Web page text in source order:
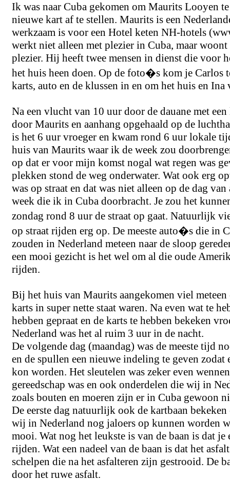
Ik was naar Cuba gekomen om Maurits Looyen
nieuwe kart af te stellen. Maurits is een
werkzaam is voor een Hotel keten NH-hotels
werkt niet alleen met plezier in Cuba, maar
plezier. Hij heeft twee mensen in dienst die voor
het huis heen doen. Op de foto�s kom je Carlos
karts, auto en de klussen in en om het huis en
Na een vlucht van 10 uur door de dauane met
door Maurits en aanhang opgehaald op de
is het 6 uur vroeger en kwam rond 6 uur lokale
huis van Maurits waar ik de week zou
op dat er voor mijn komst nogal wat regen was
plekken stond de weg onderwater. Wat ook erg
was op straat en dat was niet alleen op de dag
week die ik in Cuba doorbracht. Je zou het
zondag rond 8 uur de straat op gaat. Natuurlijk
op straat rijden erg op. De meeste auto�s die in
zouden in Nederland meteen naar de sloop
een mooi gezicht is het wel om al die oude
rijden.
Bij het huis van Maurits aangekomen viel meteen
karts in super nette staat waren. Na even wat te
hebben gepraat en de karts te hebben bekeken
Nederland was het al ruim 3 uur in de nacht.
De volgende dag (maandag) was de meeste tijd
en de spullen een nieuwe indeling te geven zodat
kon worden. Het sleutelen was zeker even
gereedschap was en ook onderdelen die wij in
zoals bouten en moeren zijn er in Cuba gewoon
De eerste dag natuurlijk ook de kartbaan bekeken
wij in Nederland nog jaloers op kunnen worden
mooi. Wat nog het leukste is van de baan is dat
rijden. Wat een nadeel van de baan is dat het
schelpen die na het asfalteren zijn gestrooid. De
door het ruwe asfalt.